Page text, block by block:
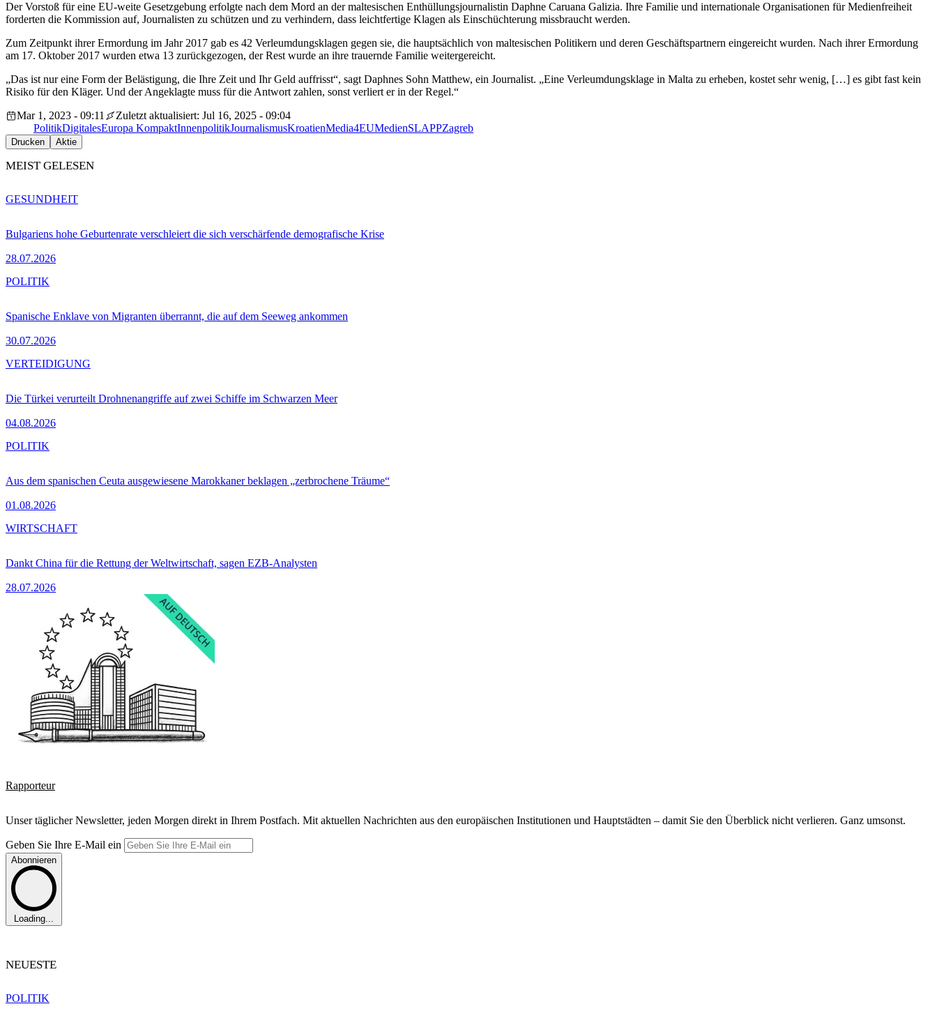
Der Vorstoß für eine EU-weite Gesetzgebung erfolgte nach dem Mord an der maltesischen Enthüllungsjournalistin Daphne Caruana Galizia. Ihre Familie und internationale Organisationen für Medienfreiheit
forderten die Kommission auf, Journalisten zu schützen und zu verhindern, dass leichtfertige Klagen als Einschüchterung missbraucht werden.
Zum Zeitpunkt ihrer Ermordung im Jahr 2017 gab es 42 Verleumdungsklagen gegen sie, die hauptsächlich von maltesischen Politikern und deren Geschäftspartnern eingereicht wurden. Nach ihrer Ermordung
am 17. Oktober 2017 wurden etwa 13 zurückgezogen, der Rest wurde an ihre trauernde Familie weitergereicht.
„Das ist nur eine Form der Belästigung, die Ihre Zeit und Ihr Geld auffrisst“, sagt Daphnes Sohn Matthew, ein Journalist. „Eine Verleumdungsklage in Malta zu erheben, kostet sehr wenig, […] es gibt fast kein
Risiko für den Kläger. Und der Angeklagte muss für die Antwort zahlen, sonst verliert er in der Regel.“
Mar 1, 2023 - 09:11
Zuletzt aktualisiert: Jul 16, 2025 - 09:04
PolitikDigitalesEuropa KompaktInnenpolitikJournalismusKroatienMedia4EUMedienSLAPPZagreb
Drucken Aktie
MEIST GELESEN
Bulgariens hohe Geburtenrate verschleiert die sich verschärfende demografische Krise
28.07.2026
GESUNDHEIT
Spanische Enklave von Migranten überrannt, die auf dem Seeweg ankommen
30.07.2026
POLITIK
Die Türkei verurteilt Drohnenangriffe auf zwei Schiffe im Schwarzen Meer
04.08.2026
VERTEIDIGUNG
Aus dem spanischen Ceuta ausgewiesene Marokkaner beklagen „zerbrochene Träume“
01.08.2026
POLITIK
Dankt China für die Rettung der Weltwirtschaft, sagen EZB-Analysten
28.07.2026
WIRTSCHAFT
Rapporteur
Unser täglicher Newsletter, jeden Morgen direkt in Ihrem Postfach. Mit aktuellen Nachrichten aus den europäischen Institutionen und Hauptstädten – damit Sie den Überblick nicht verlieren. Ganz umsonst.
Geben Sie Ihre E-Mail ein
Abonnieren
Loading...
NEUESTE
POLITIK